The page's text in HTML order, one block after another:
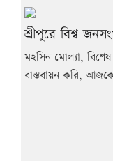
শ্রীপুরে বিশ্ব
মহসিন মোল্যা,
বাস্তবায়ন করি,